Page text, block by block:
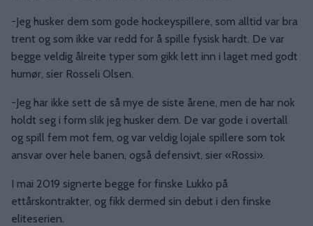
-Jeg husker dem som gode hockeyspillere, som alltid var bra
trent og som ikke var redd for å spille fysisk hardt. De var
begge veldig ålreite typer som gikk lett inn i laget med godt
humør, sier Rosseli Olsen.
-Jeg har ikke sett de så mye de siste årene, men de har nok
holdt seg i form slik jeg husker dem. De var gode i overtall
og spill fem mot fem, og var veldig lojale spillere som tok
ansvar over hele banen, også defensivt, sier «Rossi».
I mai 2019 signerte begge for finske Lukko på
ettårskontrakter, og fikk dermed sin debut i den finske
eliteserien.